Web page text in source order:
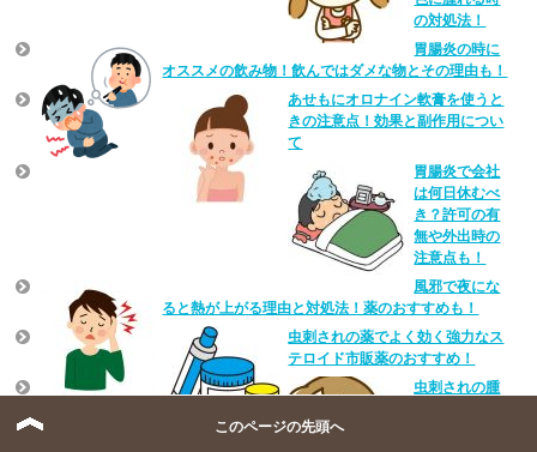
の対処法！
胃腸炎の時に
オススメの飲み物！飲んではダメな物とその理由も！
あせもにオロナイン軟膏を使うと
きの注意点！効果と副作用につい
て
胃腸炎で会社
は何日休むべ
き？許可の有
無や外出時の
注意点も！
風邪で夜にな
ると熱が上がる理由と対処法！薬のおすすめも！
虫刺されの薬でよく効く強力なス
テロイド市販薬のおすすめ！
虫刺されの腫
このページの先頭へ